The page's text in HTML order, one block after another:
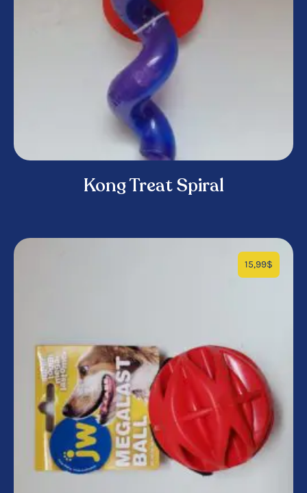
Kong Treat Spiral
15,99$